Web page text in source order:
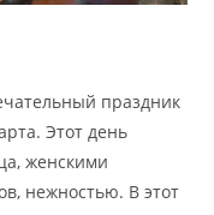
праздник
Этот день
женскими
нежностью. В этот